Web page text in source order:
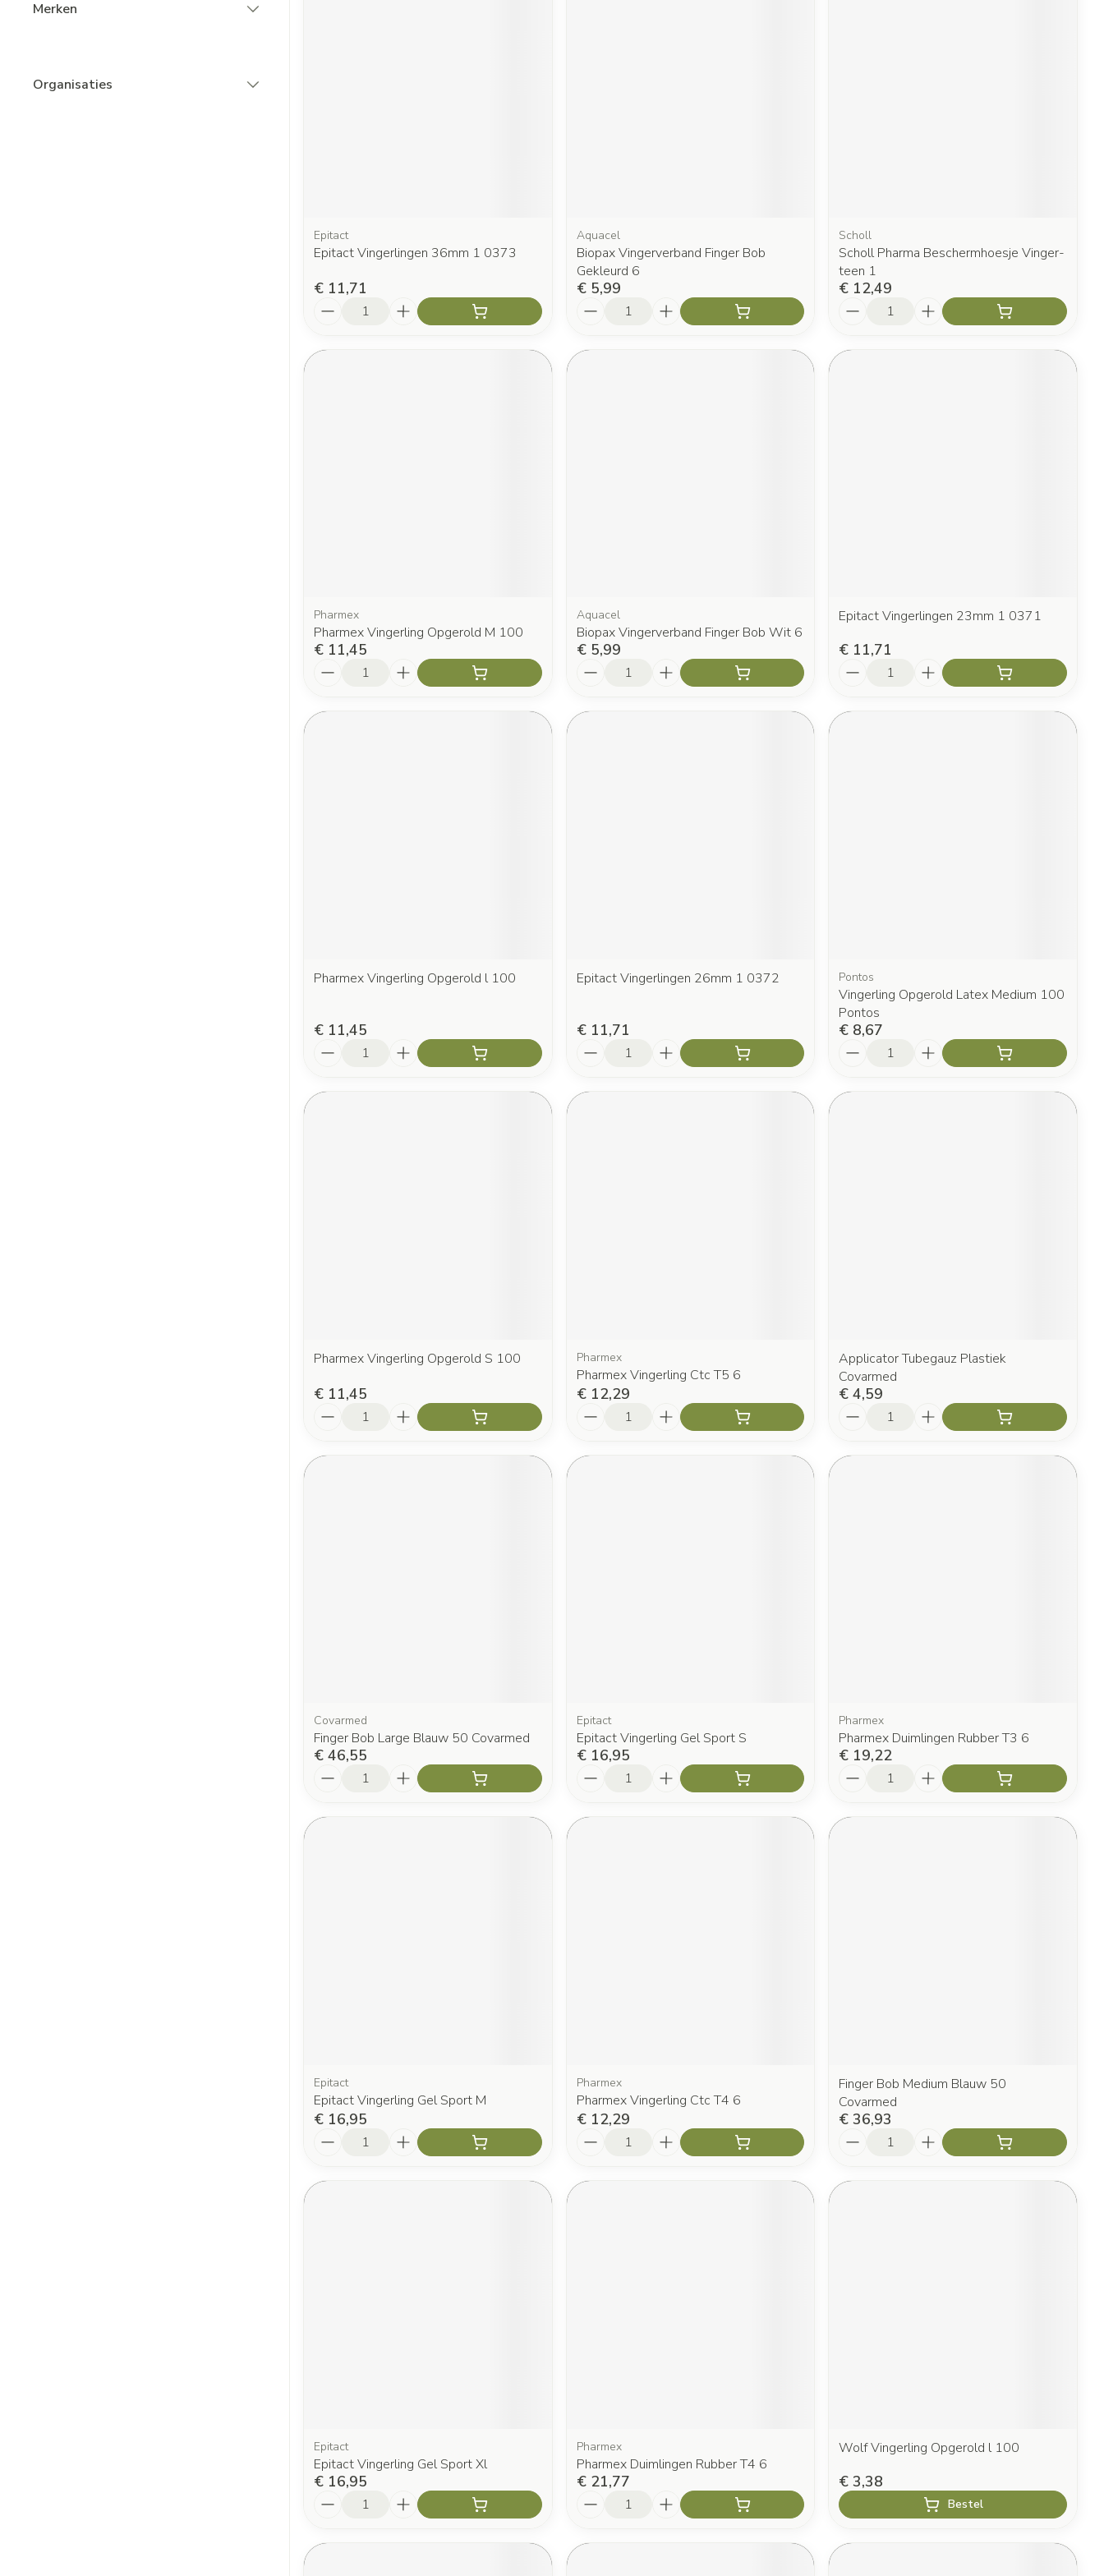
Merken
Organisaties
Epitact
Epitact Vingerlingen 36mm 1 0373
€ 11,71
Aquacel
Biopax Vingerverband Finger Bob
Gekleurd 6
€ 5,99
Scholl
Scholl Pharma Beschermhoesje Vinger-
teen 1
€ 12,49
Pharmex
Pharmex Vingerling Opgerold M 100
€ 11,45
Aquacel
Biopax Vingerverband Finger Bob Wit 6
€ 5,99
Epitact Vingerlingen 23mm 1 0371
€ 11,71
Pharmex Vingerling Opgerold l 100
€ 11,45
Epitact Vingerlingen 26mm 1 0372
€ 11,71
Pontos
Vingerling Opgerold Latex Medium 100
Pontos
€ 8,67
Pharmex Vingerling Opgerold S 100
€ 11,45
Pharmex
Pharmex Vingerling Ctc T5 6
€ 12,29
Applicator Tubegauz Plastiek
Covarmed
€ 4,59
Covarmed
Finger Bob Large Blauw 50 Covarmed
€ 46,55
Epitact
Epitact Vingerling Gel Sport S
€ 16,95
Pharmex
Pharmex Duimlingen Rubber T3 6
€ 19,22
Epitact
Epitact Vingerling Gel Sport M
€ 16,95
Pharmex
Pharmex Vingerling Ctc T4 6
€ 12,29
Finger Bob Medium Blauw 50
Covarmed
€ 36,93
Epitact
Epitact Vingerling Gel Sport Xl
€ 16,95
Pharmex
Pharmex Duimlingen Rubber T4 6
€ 21,77
Wolf Vingerling Opgerold l 100
€ 3,38
Bestel